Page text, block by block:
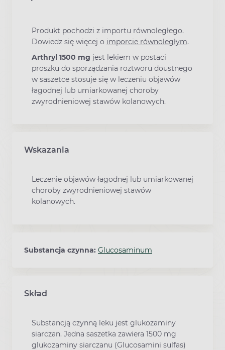
Produkt pochodzi z importu równoległego.
Dowiedz się więcej o imporcie równoległym.
Arthryl 1500 mg jest lekiem w postaci
proszku do sporządzania roztworu doustnego
w saszetce stosuje się w leczeniu objawów
łagodnej lub umiarkowanej choroby
zwyrodnieniowej stawów kolanowych.
Wskazania
Leczenie objawów łagodnej lub umiarkowanej
choroby zwyrodnieniowej stawów
kolanowych.
Substancja czynna: Glucosaminum
Skład
Substancją czynną leku jest glukozaminy
siarczan. Jedna saszetka zawiera 1500 mg
glukozaminy siarczanu (Glucosamini sulfas)